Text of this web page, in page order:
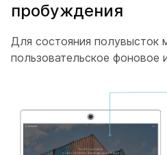
пробуждения
Для состояния полувысток
пользовательское фоновое